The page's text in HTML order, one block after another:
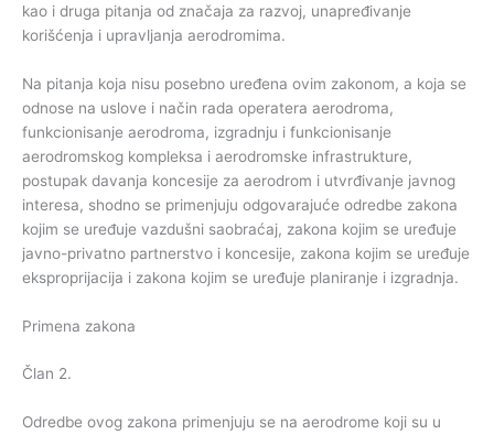
kao i druga pitanja od značaja za razvoj, unapređivanje
korišćenja i upravljanja aerodromima.
Na pitanja koja nisu posebno uređena ovim zakonom, a koja se
odnose na uslove i način rada operatera aerodroma,
funkcionisanje aerodroma, izgradnju i funkcionisanje
aerodromskog kompleksa i aerodromske infrastrukture,
postupak davanja koncesije za aerodrom i utvrđivanje javnog
interesa, shodno se primenjuju odgovarajuće odredbe zakona
kojim se uređuje vazdušni saobraćaj, zakona kojim se uređuje
javno-privatno partnerstvo i koncesije, zakona kojim se uređuje
eksproprijacija i zakona kojim se uređuje planiranje i izgradnja.
Primena zakona
Član 2.
Odredbe ovog zakona primenjuju se na aerodrome koji su u